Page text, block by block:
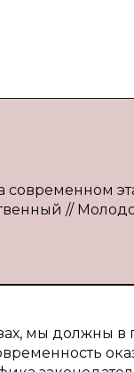
//
мы должны в